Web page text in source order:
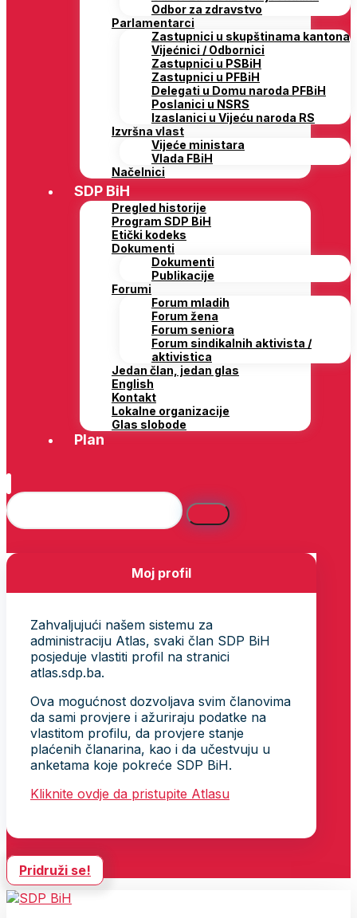
Odbor za zdravstvo
Parlamentarci
Zastupnici u skupštinama kantona
Vijećnici / Odbornici
Zastupnici u PSBiH
Zastupnici u PFBiH
Delegati u Domu naroda PFBiH
Poslanici u NSRS
Izaslanici u Vijeću naroda RS
Izvršna vlast
Vijeće ministara
Vlada FBiH
Načelnici
SDP BiH
Pregled historije
Program SDP BiH
Etički kodeks
Dokumenti
Dokumenti
Publikacije
Forumi
Forum mladih
Forum žena
Forum seniora
Forum sindikalnih aktivista /
aktivistica
Jedan član, jedan glas
English
Kontakt
Lokalne organizacije
Glas slobode
Plan
Moj profil
Zahvaljujući našem sistemu za
administraciju Atlas, svaki član SDP BiH
posjeduje vlastiti profil na stranici
atlas.sdp.ba.
Ova mogućnost dozvoljava svim članovima
da sami provjere i ažuriraju podatke na
vlastitom profilu, da provjere stanje
plaćenih članarina, kao i da učestvuju u
anketama koje pokreće SDP BiH.
Kliknite ovdje da pristupite Atlasu
Pridruži se!